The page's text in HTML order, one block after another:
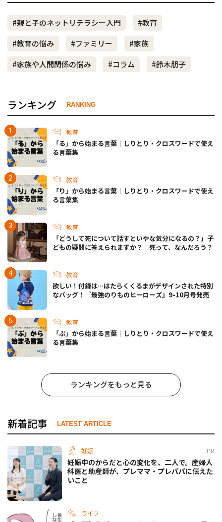
#親と子のネットリテラシー入門
#教育
#教育の悩み
#ファミリー
#家族
#家族や人間関係の悩み
#コラム #鈴木朋子
ランキング RANKING
教育
「る」から始まる言葉｜しりとり・クロスワードで使え
る言葉集
教育
「り」から始まる言葉｜しりとり・クロスワードで使え
る言葉集
教育
「どうして死について話すといやな気分になるの？」子
どもの疑問に答えられますか？｜死って、なんだろう？
教育
欲しい！付録は…はたらくくるまがデザインされた特別
なバッグ！『最強のりものヒーローズ』9-10月号発売
教育
「ぷ」から始まる言葉｜しりとり・クロスワードで使え
る言葉集
ランキングをもっと見る
新着記事 LATEST ARTICLE
妊娠 PR
妊娠中のからだと心の変化を、二人で。産婦人
科医と助産師が、プレママ・プレパパに伝えた
いこと
ライフ